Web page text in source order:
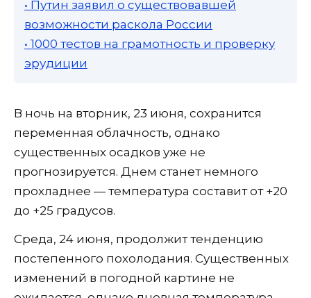
• Путин заявил о существовавшей
возможности раскола России
• 1000 тестов на грамотность и проверку
эрудиции
В ночь на вторник, 23 июня, сохранится
переменная облачность, однако
существенных осадков уже не
прогнозируется. Днем станет немного
прохладнее — температура составит от +20
до +25 градусов.
Среда, 24 июня, продолжит тенденцию
постепенного похолодания. Существенных
изменений в погодной картине не